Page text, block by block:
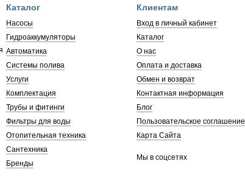
pedrollo
dab
pedrollo
мембрана обратного осмоса
линейный картридж
промышленная
Каталог
Насосы
Гидроаккумуляторы
Автоматика
Системы полива
Услуги
Комплектация
Трубы и фитинги
Фильтры для воды
Отопительная техника
Сантехника
Бренды
Клиентам
Вход в личный кабинет
Каталог
О нас
Оплата и доставка
Обмен и возврат
Контактная информация
Блог
Пользовательское соглашение
Карта Сайта
Мы в соцсетях